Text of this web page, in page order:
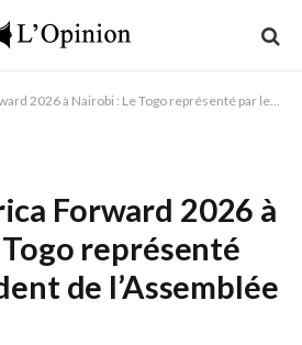
Nairobi : Le Togo représenté par le Président de l’Assemblée nationale
Forward 2026 à
représenté
de l’Assemblée